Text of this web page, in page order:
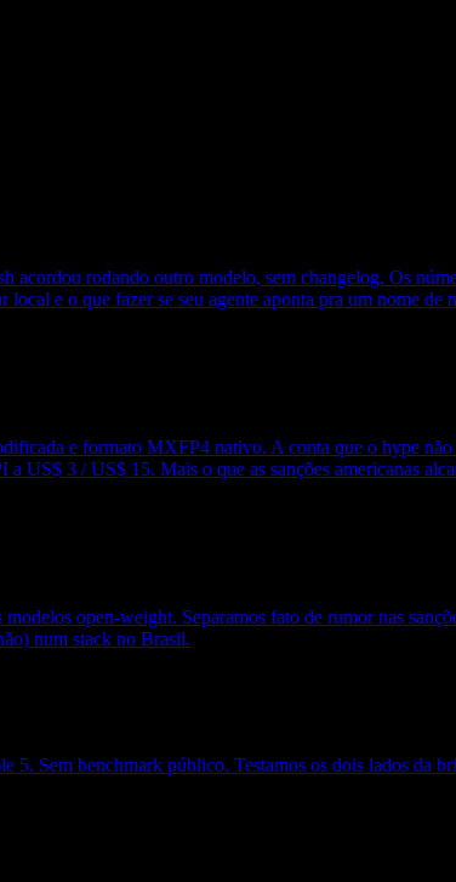
acordou rodando outro modelo, sem changelog. Os
e o que fazer se seu agente aponta pra um nome de
e formato MXFP4 nativo. A conta que o hype
US$ 3 / US$ 15. Mais o que as sanções americanas
open-weight. Separamos fato de rumor nas
num stack no Brasil.
5. Sem benchmark público. Testamos os dois lados da